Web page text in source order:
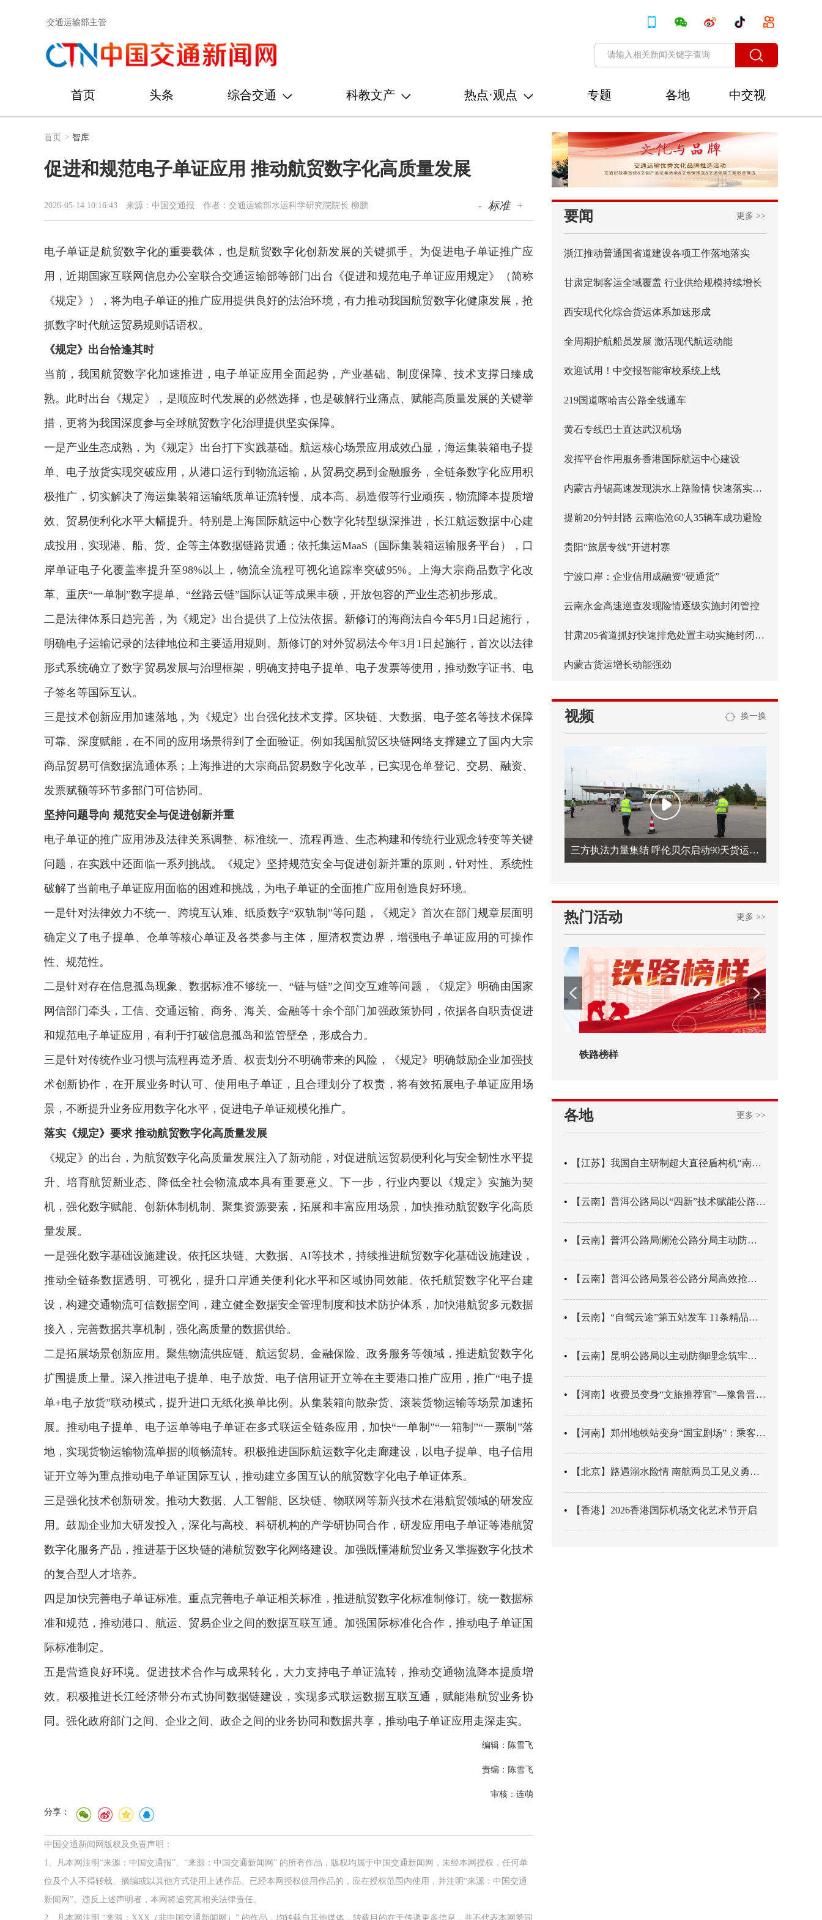
交通运输部主管
首页 头条 综合交通 科教文产 热点·观点 专题 各地
中交视
讯
首页 > 智库
促进和规范电子单证应用 推动航贸数字化高质量发展
2026-05-14 10:16:43 来源：中国交通报 作者：交通运输部水运科学研究院院长 柳鹏 - 标准 +
电子单证是航贸数字化的重要载体，也是航贸数字化创新发展的关键抓手。为促进电子单证推广应
用，近期国家互联网信息办公室联合交通运输部等部门出台《促进和规范电子单证应用规定》（简称
《规定》），将为电子单证的推广应用提供良好的法治环境，有力推动我国航贸数字化健康发展，抢
抓数字时代航运贸易规则话语权。
《规定》出台恰逢其时
当前，我国航贸数字化加速推进，电子单证应用全面起势，产业基础、制度保障、技术支撑日臻成
熟。此时出台《规定》，是顺应时代发展的必然选择，也是破解行业痛点、赋能高质量发展的关键举
措，更将为我国深度参与全球航贸数字化治理提供坚实保障。
一是产业生态成熟，为《规定》出台打下实践基础。航运核心场景应用成效凸显，海运集装箱电子提
单、电子放货实现突破应用，从港口运行到物流运输，从贸易交易到金融服务，全链条数字化应用积
极推广，切实解决了海运集装箱运输纸质单证流转慢、成本高、易造假等行业顽疾，物流降本提质增
效、贸易便利化水平大幅提升。特别是上海国际航运中心数字化转型纵深推进，长江航运数据中心建
成投用，实现港、船、货、企等主体数据链路贯通；依托集运MaaS（国际集装箱运输服务平台），口
岸单证电子化覆盖率提升至98%以上，物流全流程可视化追踪率突破95%。上海大宗商品数字化改
革、重庆“一单制”数字提单、“丝路云链”国际认证等成果丰硕，开放包容的产业生态初步形成。
二是法律体系日趋完善，为《规定》出台提供了上位法依据。新修订的海商法自今年5月1日起施行，
明确电子运输记录的法律地位和主要适用规则。新修订的对外贸易法今年3月1日起施行，首次以法律
形式系统确立了数字贸易发展与治理框架，明确支持电子提单、电子发票等使用，推动数字证书、电
子签名等国际互认。
三是技术创新应用加速落地，为《规定》出台强化技术支撑。区块链、大数据、电子签名等技术保障
可靠、深度赋能，在不同的应用场景得到了全面验证。例如我国航贸区块链网络支撑建立了国内大宗
商品贸易可信数据流通体系；上海推进的大宗商品贸易数字化改革，已实现仓单登记、交易、融资、
发票赋额等环节多部门可信协同。
坚持问题导向 规范安全与促进创新并重
电子单证的推广应用涉及法律关系调整、标准统一、流程再造、生态构建和传统行业观念转变等关键
问题，在实践中还面临一系列挑战。《规定》坚持规范安全与促进创新并重的原则，针对性、系统性
破解了当前电子单证应用面临的困难和挑战，为电子单证的全面推广应用创造良好环境。
一是针对法律效力不统一、跨境互认难、纸质数字“双轨制”等问题，《规定》首次在部门规章层面明
确定义了电子提单、仓单等核心单证及各类参与主体，厘清权责边界，增强电子单证应用的可操作
性、规范性。
二是针对存在信息孤岛现象、数据标准不够统一、“链与链”之间交互难等问题，《规定》明确由国家
网信部门牵头，工信、交通运输、商务、海关、金融等十余个部门加强政策协同，依据各自职责促进
和规范电子单证应用，有利于打破信息孤岛和监管壁垒，形成合力。
三是针对传统作业习惯与流程再造矛盾、权责划分不明确带来的风险，《规定》明确鼓励企业加强技
术创新协作，在开展业务时认可、使用电子单证，且合理划分了权责，将有效拓展电子单证应用场
景，不断提升业务应用数字化水平，促进电子单证规模化推广。
落实《规定》要求 推动航贸数字化高质量发展
《规定》的出台，为航贸数字化高质量发展注入了新动能，对促进航运贸易便利化与安全韧性水平提
升、培育航贸新业态、降低全社会物流成本具有重要意义。下一步，行业内要以《规定》实施为契
机，强化数字赋能、创新体制机制、聚集资源要素，拓展和丰富应用场景，加快推动航贸数字化高质
量发展。
一是强化数字基础设施建设。依托区块链、大数据、AI等技术，持续推进航贸数字化基础设施建设，
推动全链条数据透明、可视化，提升口岸通关便利化水平和区域协同效能。依托航贸数字化平台建
设，构建交通物流可信数据空间，建立健全数据安全管理制度和技术防护体系，加快港航贸多元数据
接入，完善数据共享机制，强化高质量的数据供给。
二是拓展场景创新应用。聚焦物流供应链、航运贸易、金融保险、政务服务等领域，推进航贸数字化
扩围提质上量。深入推进电子提单、电子放货、电子信用证开立等在主要港口推广应用，推广“电子提
单+电子放货”联动模式，提升进口无纸化换单比例。从集装箱向散杂货、滚装货物运输等场景加速拓
展。推动电子提单、电子运单等电子单证在多式联运全链条应用，加快“一单制”“一箱制”“一票制”落
地，实现货物运输物流单据的顺畅流转。积极推进国际航运数字化走廊建设，以电子提单、电子信用
证开立等为重点推动电子单证国际互认，推动建立多国互认的航贸数字化电子单证体系。
三是强化技术创新研发。推动大数据、人工智能、区块链、物联网等新兴技术在港航贸领域的研发应
用。鼓励企业加大研发投入，深化与高校、科研机构的产学研协同合作，研发应用电子单证等港航贸
数字化服务产品，推进基于区块链的港航贸数字化网络建设。加强既懂港航贸业务又掌握数字化技术
的复合型人才培养。
四是加快完善电子单证标准。重点完善电子单证相关标准，推进航贸数字化标准制修订。统一数据标
准和规范，推动港口、航运、贸易企业之间的数据互联互通。加强国际标准化合作，推动电子单证国
际标准制定。
五是营造良好环境。促进技术合作与成果转化，大力支持电子单证流转，推动交通物流降本提质增
效。积极推进长江经济带分布式协同数据链建设，实现多式联运数据互联互通，赋能港航贸业务协
同。强化政府部门之间、企业之间、政企之间的业务协同和数据共享，推动电子单证应用走深走实。
编辑：陈雪飞
责编：陈雪飞
审核：连萌
分享：
中国交通新闻网版权及免责声明：
1、凡本网注明“来源：中国交通报”、“来源：中国交通新闻网” 的所有作品，版权均属于中国交通新闻网，未经本网授权，任何单
位及个人不得转载、摘编或以其他方式使用上述作品。已经本网授权使用作品的，应在授权范围内使用，并注明“来源：中国交通
新闻网”。违反上述声明者，本网将追究其相关法律责任。
2、凡本网注明 “来源：XXX（非中国交通新闻网）” 的作品，均转载自其他媒体，转载目的在于传递更多信息，并不代表本网赞同
要闻 更多 >>
浙江推动普通国省道建设各项工作落地落实
甘肃定制客运全域覆盖 行业供给规模持续增长
西安现代化综合货运体系加速形成
全周期护航船员发展 激活现代航运动能
欢迎试用！中交报智能审校系统上线
219国道喀哈吉公路全线通车
黄石专线巴士直达武汉机场
发挥平台作用服务香港国际航运中心建设
内蒙古丹锡高速发现洪水上路险情 快速落实主线封闭管控
提前20分钟封路 云南临沧60人35辆车成功避险
贵阳“旅居专线”开进村寨
宁波口岸：企业信用成融资“硬通货”
云南永金高速巡查发现险情逐级实施封闭管控
甘肃205省道抓好快速排危处置主动实施封闭管控
内蒙古货运增长动能强劲
视频 换一换
三方执法力量集结 呼伦贝尔启动90天货运车辆违法专项整治
热门活动 更多 >>
欢迎试用！中交报智能审校系统上线 铁路榜样
各地 更多 >>
【江苏】我国自主研制超大直径盾构机“南湖号”在常熟下线
【云南】普洱公路局以“四新”技术赋能公路养护
【云南】普洱公路局澜沧公路分局主动防御成功处置214国道山体崩塌险情
【云南】普洱公路局景谷公路分局高效抢通紧急送医村路
【云南】“自驾云途”第五站发车 11条精品线路串起全域风光
【云南】昆明公路局以主动防御理念筑牢汛期安全防线
【河南】收费员变身“文旅推荐官”—豫鲁晋四地市交旅融合让游客一下高速就“入戏”
【河南】郑州地铁站变身“国宝剧场”：乘客刚出车厢，就“入戏”千年
【北京】路遇溺水险情 南航两员工见义勇为科学施救
【香港】2026香港国际机场文化艺术节开启